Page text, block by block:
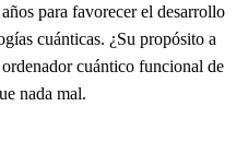
para favorecer el desarrollo
cuánticas. ¿Su propósito a
cuántico funcional de
nada mal.